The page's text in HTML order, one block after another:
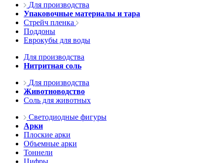
Для производства
Упаковочные материалы и тара
Стрейч пленка
Поддоны
Еврокубы для воды
Для производства
Нитритная соль
Для производства
Животноводство
Соль для животных
Светодиодные фигуры
Арки
Плоские арки
Объемные арки
Тоннели
Цифры